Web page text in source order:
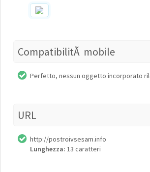
CompatibilitÃ mobile
Perfetto, nessun oggetto incorporato
URL
http://postroivsesam.info
Lunghezza: 13 caratteri